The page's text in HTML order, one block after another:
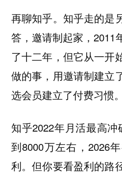
再聊知乎。知乎走的是
答，邀请制起家，2011
了十二年，但它从一开
做的事，用邀请制建立
选会员建立了付费习惯。
知乎2022年月活最高
到8000万左右，2026
利。但你要看盈利的路